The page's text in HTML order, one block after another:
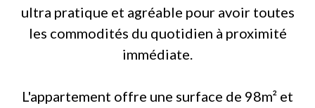
ultra pratique et agréable pour avoir toutes
les commodités du quotidien à proximité
immédiate.
L'appartement offre une surface de 98m² et